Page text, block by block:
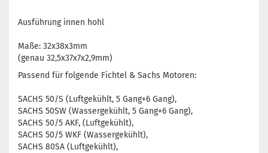
Ausführung innen hohl
Maße: 32x38x3mm
(genau 32,5x37x7x2,9mm)
Passend für folgende Fichtel & Sachs Motoren:
SACHS 50/S (Luftgekühlt, 5 Gang+6 Gang),
SACHS 50SW (Wassergekühlt, 5 Gang+6 Gang),
SACHS 50/5 AKF, (Luftgekühlt),
SACHS 50/5 WKF (Wassergekühlt),
SACHS 80SA (Luftgekühlt),